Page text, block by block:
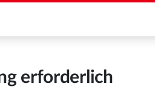
erforderlich